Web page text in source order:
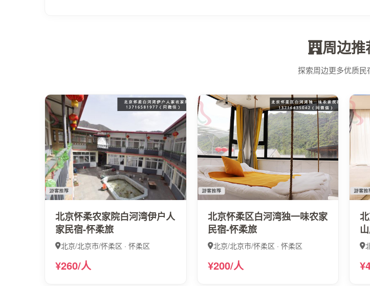
周边推
探索周边更多优质民
北京怀柔农家院白河湾伊户人
家民宿-怀柔旅
北京/北京市/怀柔区 · 怀柔区
¥260/人
北京怀柔区白河湾独一味农家
民宿-怀柔旅
北京/北京市/怀柔区 · 怀柔区
¥200/人